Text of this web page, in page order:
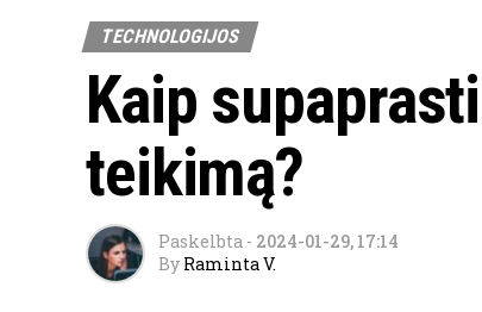
TECHNOLOGIJOS
Kaip
teikimą?
Paskelbta - 2024-01-29, 17:14
By Raminta V.